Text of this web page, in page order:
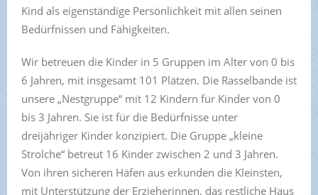
Kind als eigenständige Persönlichkeit mit allen seinen
Bedürfnissen und Fähigkeiten.
Wir betreuen die Kinder in 5 Gruppen im Alter von 0 bis
6 Jahren, mit insgesamt 101 Plätzen. Die Rasselbande ist
unsere „Nestgruppe“ mit 12 Kindern für Kinder von 0
bis 3 Jahren. Sie ist für die Bedürfnisse unter
dreijähriger Kinder konzipiert. Die Gruppe „kleine
Strolche“ betreut 16 Kinder zwischen 2 und 3 Jahren.
Von ihren sicheren Häfen aus erkunden die Kleinsten,
mit Unterstützung der Erzieherinnen, das restliche Haus